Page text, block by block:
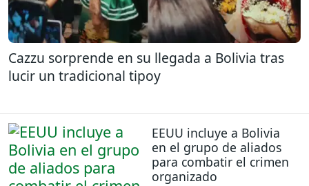
Cazzu sorprende en su llegada a Bolivia tras
lucir un tradicional tipoy
EEUU incluye a Bolivia
en el grupo de aliados
para combatir el crimen
organizado